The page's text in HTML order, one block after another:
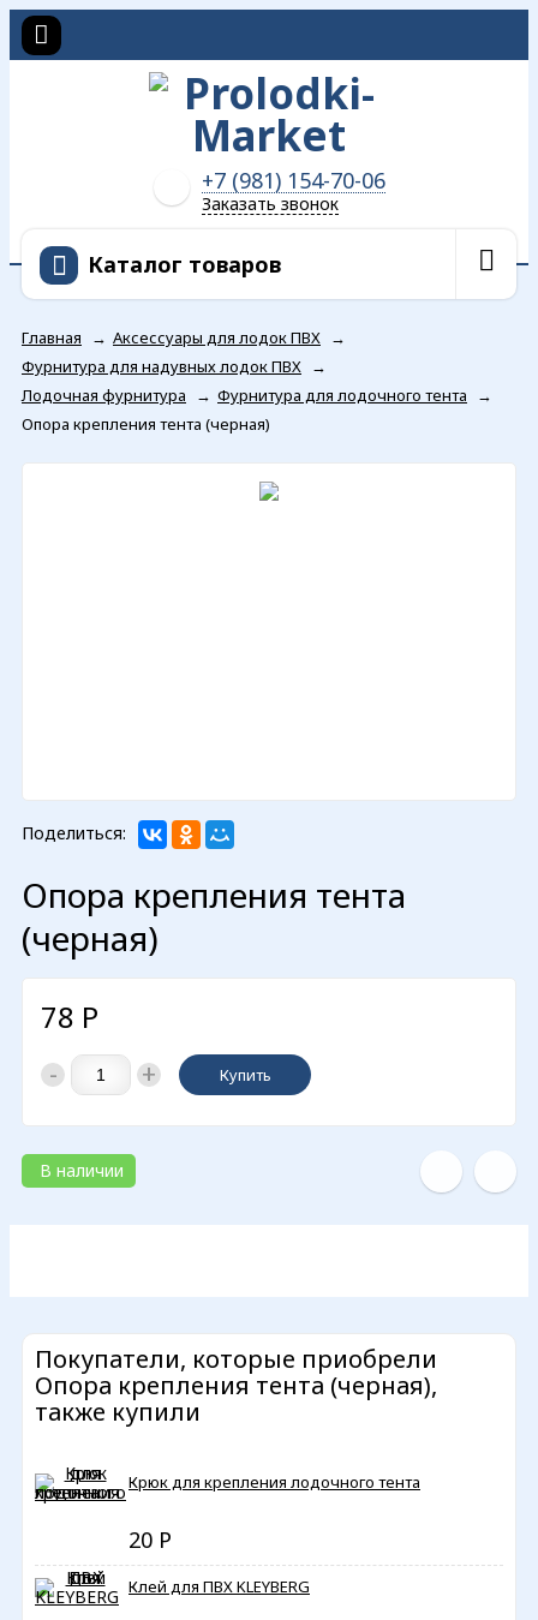
+7 (981) 154-70-06
Заказать звонок
Каталог товаров
Главная → Аксессуары для лодок ПВХ →
Фурнитура для надувных лодок ПВХ →
Лодочная фурнитура
→ Фурнитура для лодочного тента
→
Опора крепления тента (черная)
Поделиться:
Опора крепления тента
(черная)
78 Р
- + Купить
В наличии
Покупатели, которые приобрели
Опора крепления тента (черная),
также купили
Крюк для крепления лодочного тента
20 Р
Клей для ПВХ KLEYBERG